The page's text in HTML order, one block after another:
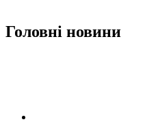
Головні новини